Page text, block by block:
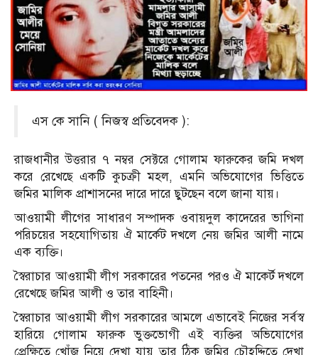
এস কে সানি ( নিজস্ব প্রতিবেদক ):
রাজধানীর উত্তরার ৭ নম্বর সেক্টরে গোলাম ফারুকের জমি দখল
করে রেখেছে একটি কুচক্রী মহল, এমনি অভিযোগের ভিত্তিতে
জমির মালিক প্রাশাসনের দারে দারে ছুটছেন বলে জানা যায়।
আওয়ামী লীগের সাধারণ সম্পাদক ওবায়দুল কাদেরের ভাগিনা
পরিচয়ের সহযোগিতায় ঐ মার্কেট দখলে নেয় জমির আলী নামে
এক ব্যক্তি।
স্বৈরাচার আওয়ামী লীগ সরকারের পতনের পরও ঐ মাকের্ট দখলে
রেখেছে জমির আলী ও তার বাহিনী।
স্বৈরাচার আওয়ামী লীগ সরকারের আমলে এভাবেই নিজের সর্বস্ব
হারিয়ে গোলাম ফারুক ভুক্তভোগী এই ব্যক্তির অভিযোগের
প্রেক্ষিতে খোঁজ নিয়ে দেখা যায় তার ঠিক জমির চৌহদ্দিতে দেখা